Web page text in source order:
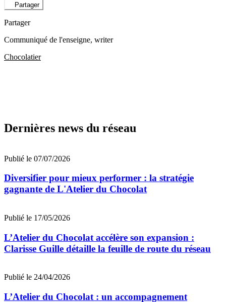
Partager
Partager
Communiqué de l'enseigne, writer
Chocolatier
Dernières news du réseau
Publié le 07/07/2026
Diversifier pour mieux performer : la stratégie
gagnante de L'Atelier du Chocolat
Publié le 17/05/2026
L’Atelier du Chocolat accélère son expansion :
Clarisse Guille détaille la feuille de route du réseau
Publié le 24/04/2026
L’Atelier du Chocolat : un accompagnement